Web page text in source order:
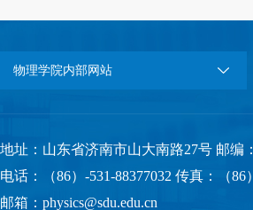
物理学院内部网站
地址：山东省济南市山大南路27号 邮编
电话：（86）-531-88377032 传真：（86
邮箱：physics@sdu.edu.cn